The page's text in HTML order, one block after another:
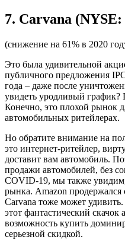
7. Carvana
(снижение на 61% в 2020
Это была удивительной
публичного предложения
года – даже после
увидеть уродливый график?
Конечно, это плохой рынок
автомобильных ритейлерах.
Но обратите внимание на
это интернет-ритейлер,
доставит вам автомобиль.
продажи автомобилей, без
COVID-19, мы также
рынка. Amazon продержался
Carvana тоже может
этот фантастический скачок
возможность купить
серьезной скидкой.